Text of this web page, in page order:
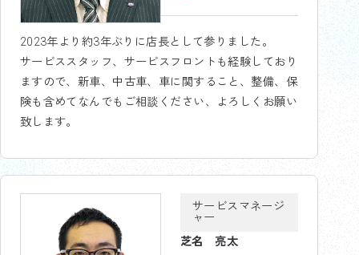
2023年より約3年ぶりに店長として参りました。
サービススタッフ、サービスフロントも経験しており
ますので、新車、中古車、車に関すること、整備、保
険も含めてなんでもご相談ください、よろしくお願い
致します。
サービスマネージ
ャー
芝名 亮太